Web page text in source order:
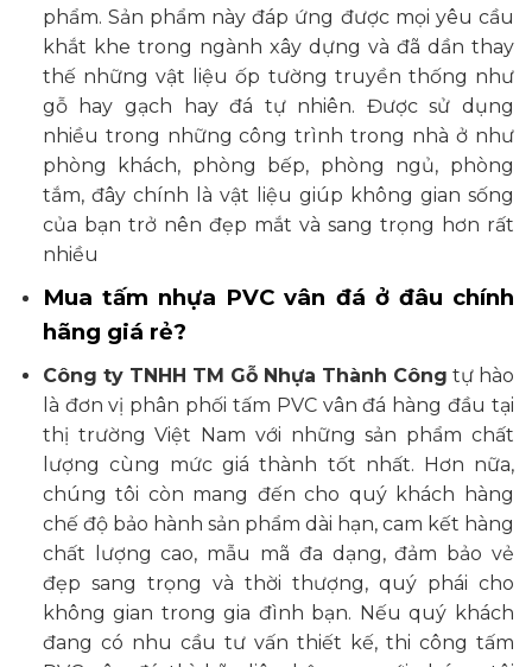
phẩm. Sản phẩm này đáp ứng được mọi yêu cầu
khắt khe trong ngành xây dựng và đã dần thay
thế những vật liệu ốp tường truyền thống như
gỗ hay gạch hay đá tự nhiên. Được sử dụng
nhiều trong những công trình trong nhà ở như
phòng khách, phòng bếp, phòng ngủ, phòng
tắm, đây chính là vật liệu giúp không gian sống
của bạn trở nên đẹp mắt và sang trọng hơn rất
nhiều
Mua tấm nhựa PVC vân đá ở đâu chính
hãng giá rẻ?
Công ty TNHH TM Gỗ Nhựa Thành Công tự hào
là đơn vị phân phối tấm PVC vân đá hàng đầu tại
thị trường Việt Nam với những sản phẩm chất
lượng cùng mức giá thành tốt nhất. Hơn nữa,
chúng tôi còn mang đến cho quý khách hàng
chế độ bảo hành sản phẩm dài hạn, cam kết hàng
chất lượng cao, mẫu mã đa dạng, đảm bảo vẻ
đẹp sang trọng và thời thượng, quý phái cho
không gian trong gia đình bạn. Nếu quý khách
đang có nhu cầu tư vấn thiết kế, thi công tấm